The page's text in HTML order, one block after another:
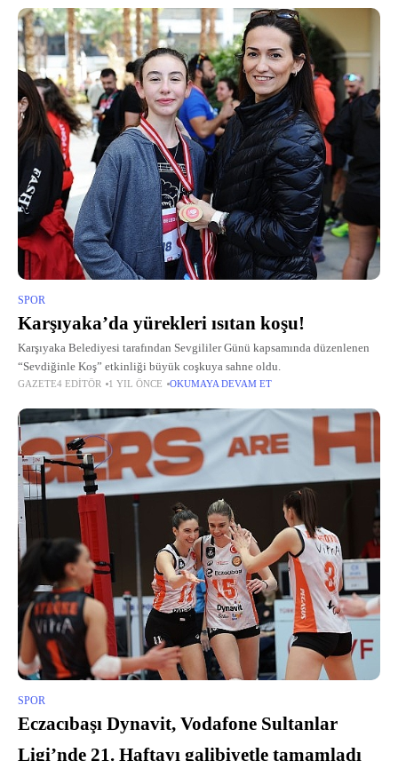
SPOR
Karşıyaka’da yürekleri ısıtan koşu!
Karşıyaka Belediyesi tarafından Sevgililer Günü kapsamında düzenlenen
“Sevdiğinle Koş” etkinliği büyük coşkuya sahne oldu.
GAZETE4 EDITÖR 1 YIL ÖNCE OKUMAYA DEVAM ET
SPOR
Eczacıbaşı Dynavit, Vodafone Sultanlar
Ligi’nde 21. Haftayı galibiyetle tamamladı